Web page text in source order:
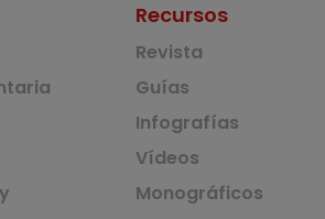
Recursos
Revista
Guías
Infografías
Vídeos
Monográficos